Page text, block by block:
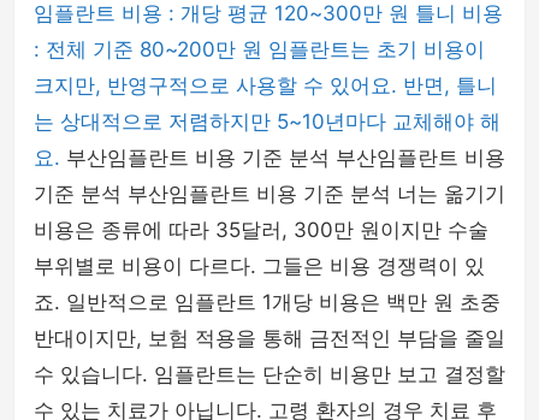
임플란트 비용 : 개당 평균 120~300만 원 틀니 비용
: 전체 기준 80~200만 원 임플란트는 초기 비용이
크지만, 반영구적으로 사용할 수 있어요. 반면, 틀니
는 상대적으로 저렴하지만 5~10년마다 교체해야 해
요. 부산임플란트 비용 기준 분석 부산임플란트 비용
기준 분석 부산임플란트 비용 기준 분석 너는 옮기기
비용은 종류에 따라 35달러, 300만 원이지만 수술
부위별로 비용이 다르다. 그들은 비용 경쟁력이 있
죠. 일반적으로 임플란트 1개당 비용은 백만 원 초중
반대이지만, 보험 적용을 통해 금전적인 부담을 줄일
수 있습니다. 임플란트는 단순히 비용만 보고 결정할
수 있는 치료가 아닙니다. 고령 환자의 경우 치료 후